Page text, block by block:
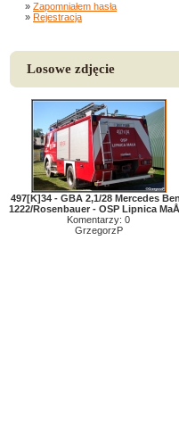
» Zapomniałem hasła
» Rejestracja
Losowe zdjęcie
497[K]34 - GBA 2,1/28 Mercedes
1222/Rosenbauer - OSP Lipnica
Komentarzy: 0
GrzegorzP